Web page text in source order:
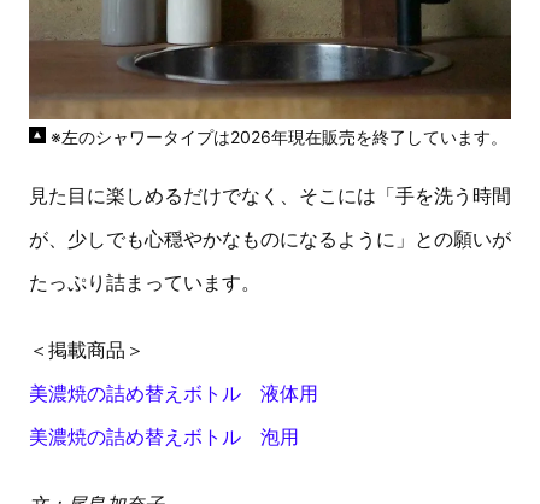
※左のシャワータイプは2026年現在販売を終了しています。
見た目に楽しめるだけでなく、そこには「手を洗う時間
が、少しでも心穏やかなものになるように」との願いが
たっぷり詰まっています。
＜掲載商品＞
美濃焼の詰め替えボトル 液体用
美濃焼の詰め替えボトル 泡用